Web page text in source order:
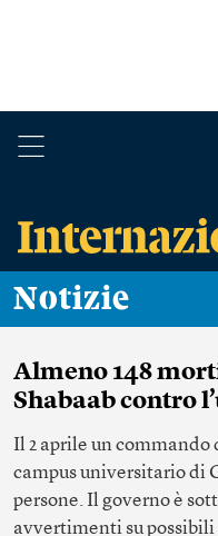
Notizie
Almeno 148
Shabaab contro
Il 2 aprile un commando
campus universitario di
persone. Il governo è
avvertimenti su possibili